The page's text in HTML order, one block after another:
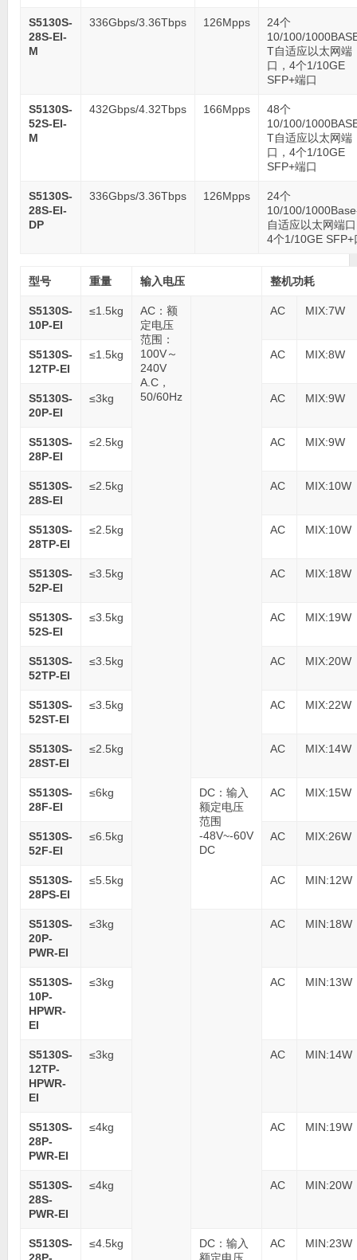
S5130S-
28S-EI-
M
336Gbps/3.36Tbps 126Mpps
24个
10/100/
T自适应以太网端
口，4个1/10GE
SFP+端口
S5130S-
52S-EI-
M
432Gbps/4.32Tbps 166Mpps
48个
10/100/
T自适应以太网端
口，4个1/10GE
SFP+端口
S5130S-
28S-EI-
DP
336Gbps/3.36Tbps 126Mpps
24个
10/100/
自适应以太网端
4个1/10GE SFP+
型号 重量 输入电压 整机功耗
S5130S-
10P-EI
≤1.5kg
AC：额
定电压
范围：
100V～
240V
A.C，
50/60Hz
AC MIX:7W
S5130S-
12TP-EI
≤1.5kg AC MIX:8W
S5130S-
20P-EI
≤3kg AC MIX:9W
S5130S-
28P-EI
≤2.5kg AC MIX:9W
S5130S-
28S-EI
≤2.5kg AC MIX:10W
S5130S-
28TP-EI
≤2.5kg AC MIX:10W
S5130S-
52P-EI
≤3.5kg AC MIX:18W
S5130S-
52S-EI
≤3.5kg AC MIX:19W
S5130S-
52TP-EI
≤3.5kg AC MIX:20W
S5130S-
52ST-EI
≤3.5kg AC MIX:22W
S5130S-
28ST-EI
≤2.5kg AC MIX:14W
S5130S-
28F-EI
≤6kg
DC：输入
额定电压
范围
-48V~-60V
DC
AC MIX:15W
S5130S-
52F-EI
≤6.5kg AC MIX:26W
S5130S-
28PS-EI
≤5.5kg AC MIN:12W
S5130S-
20P-
PWR-EI
≤3kg AC MIN:18W
S5130S-
10P-
HPWR-
EI
≤3kg AC MIN:13W
S5130S-
12TP-
HPWR-
EI
≤3kg AC MIN:14W
S5130S-
28P-
PWR-EI
≤4kg AC MIN:19W
S5130S-
28S-
PWR-EI
≤4kg AC MIN:20W
S5130S-
28P-
≤4.5kg
DC：输入
额定电压
AC MIN:23W